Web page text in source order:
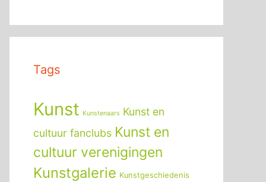
Tags
Kunst Kunstenaars Kunst en
cultuur fanclubs Kunst en
cultuur verenigingen
Kunstgalerie Kunstgeschiedenis